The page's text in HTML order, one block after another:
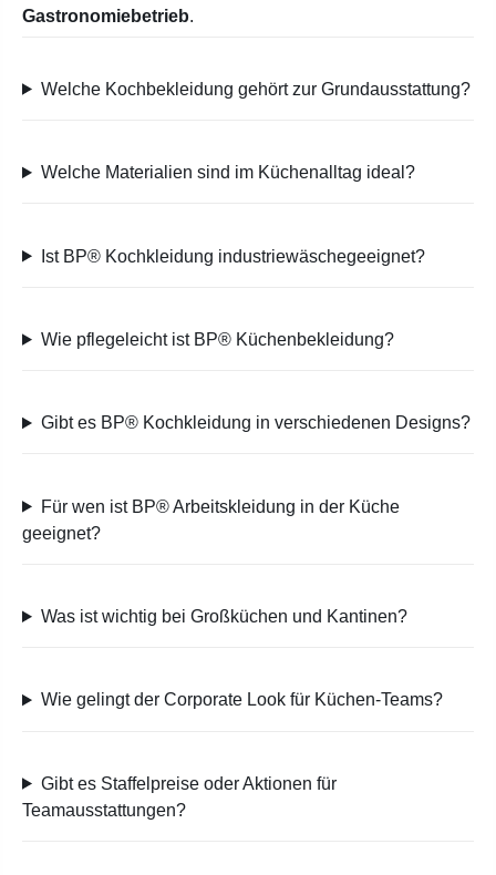
Gastronomiebetrieb.
Welche Kochbekleidung gehört zur Grundausstattung?
Welche Materialien sind im Küchenalltag ideal?
Ist BP® Kochkleidung industriewäschegeeignet?
Wie pflegeleicht ist BP® Küchenbekleidung?
Gibt es BP® Kochkleidung in verschiedenen Designs?
Für wen ist BP® Arbeitskleidung in der Küche
geeignet?
Was ist wichtig bei Großküchen und Kantinen?
Wie gelingt der Corporate Look für Küchen-Teams?
Gibt es Staffelpreise oder Aktionen für
Teamausstattungen?